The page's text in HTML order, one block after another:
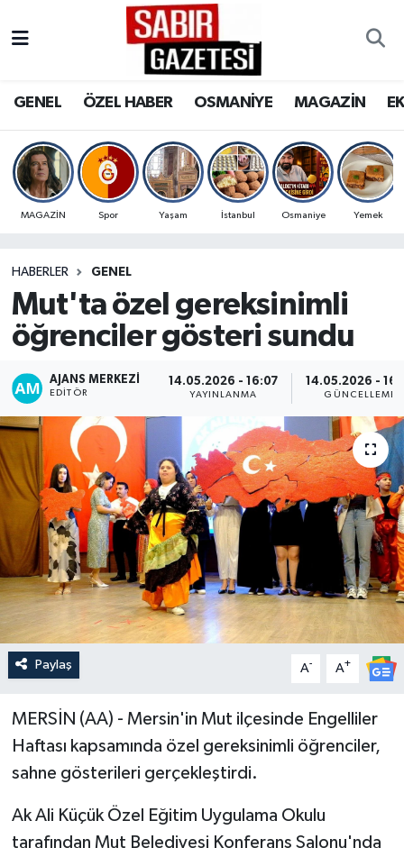
GENEL ÖZEL HABER OSMANİYE MAGAZİN
MAGAZİN Spor Yaşam İstanbul Osmaniye Yemek
HABERLER GENEL
Mut'ta özel gereksinimli
öğrenciler gösteri sundu
AJANS MERKEZI
EDITÖR
14.05.2026 - 16:07
YAYINLANMA
14.05.2026 -
GÜNCELLEME
Paylaş A- A+
MERSİN (AA) - Mersin'in Mut ilçesinde Engelliler
Haftası kapsamında özel gereksinimli öğrenciler,
sahne gösterileri gerçekleştirdi.
Ak Ali Küçük Özel Eğitim Uygulama Okulu
tarafından Mut Belediyesi Konferans Salonu'nda
OSMANİYE
MAGAZİN
SPOR
RESMİ İLANLAR
Osmaniye Nöbetçi Eczaneler
Osmaniye Trafik Yoğunluk Haritası
Süper Lig Puan Durumu ve Fikstür
Son Dakika Haberleri
Haber Arşivi